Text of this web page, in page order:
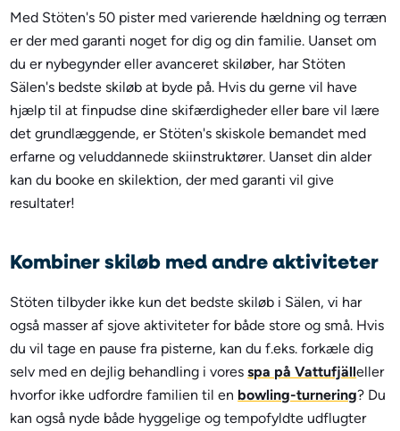
Med Stöten's 50 pister med varierende hældning og terræn
er der med garanti noget for dig og din familie. Uanset om
du er nybegynder eller avanceret skiløber, har Stöten
Sälen's bedste skiløb at byde på. Hvis du gerne vil have
hjælp til at finpudse dine skifærdigheder eller bare vil lære
det grundlæggende, er Stöten's skiskole bemandet med
erfarne og veluddannede skiinstruktører. Uanset din alder
kan du booke en skilektion, der med garanti vil give
resultater!
Kombiner skiløb med andre aktiviteter
Stöten tilbyder ikke kun det bedste skiløb i Sälen, vi har
også masser af sjove aktiviteter for både store og små. Hvis
du vil tage en pause fra pisterne, kan du f.eks. forkæle dig
selv med en dejlig behandling i voresspa på Vattufjälleller
hvorfor ikke udfordre familien til en bowling-turnering? Du
kan også nyde både hyggelige og tempofyldte udflugter